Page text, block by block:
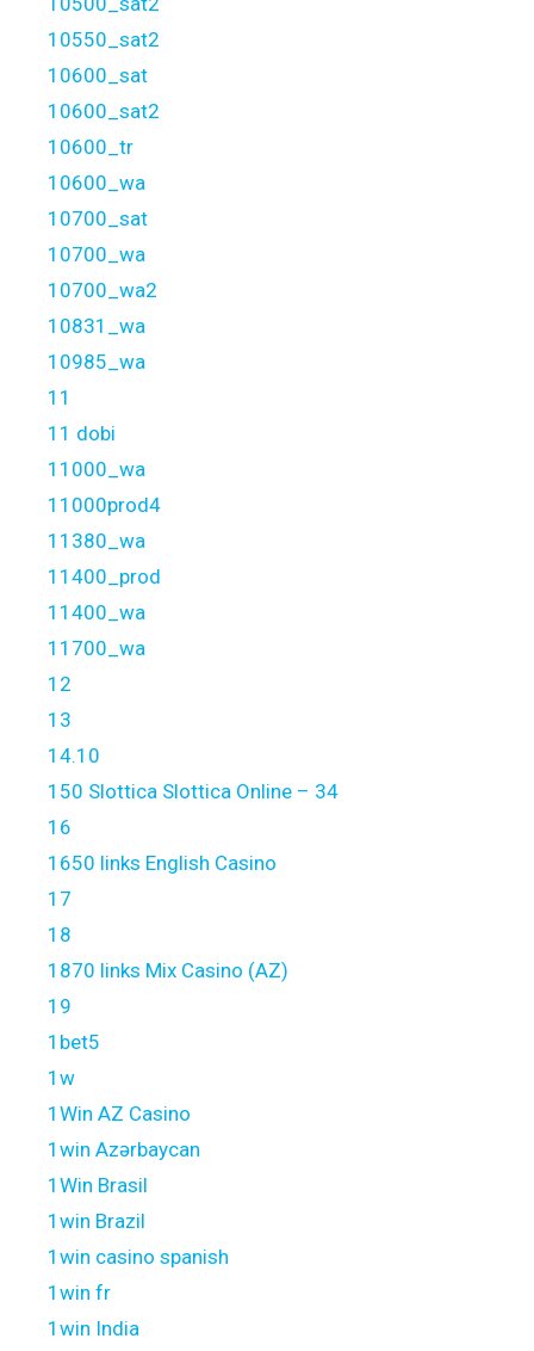
10550_sat2
10600_sat
10600_sat2
10600_tr
10600_wa
10700_sat
10700_wa
10700_wa2
10831_wa
10985_wa
11
11 dobi
11000_wa
11000prod4
11380_wa
11400_prod
11400_wa
11700_wa
12
13
14.10
150 Slottica Slottica Online – 34
16
1650 links English Casino
17
18
1870 links Mix Casino (AZ)
19
1bet5
1w
1Win AZ Casino
1win Azərbaycan
1Win Brasil
1win Brazil
1win casino spanish
1win fr
1win India